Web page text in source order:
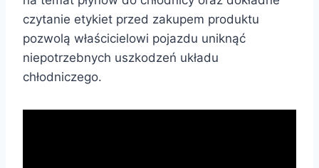
czytanie etykiet przed zakupem produktu
pozwolą właścicielowi pojazdu uniknąć
niepotrzebnych uszkodzeń układu
chłodniczego.